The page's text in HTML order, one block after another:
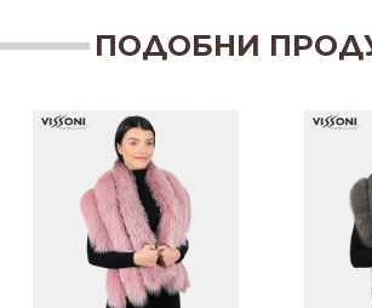
ПОДОБНИ